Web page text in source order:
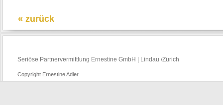
« zurück
Seriöse Partnervermittlung Ernestine GmbH | Lindau /Zürich
Copyright Ernestine Adler